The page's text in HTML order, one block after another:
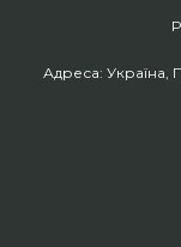
Адреса: Україна,